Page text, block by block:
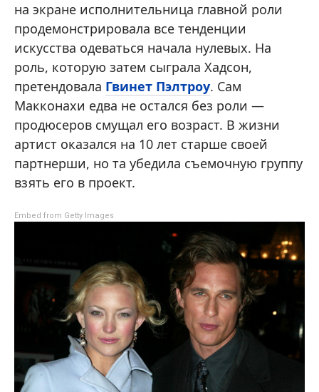
на экране исполнительница главной роли
продемонстрировала все тенденции
искусства одеваться начала нулевых. На
роль, которую затем сыграла Хадсон,
претендовала Гвинет Пэлтроу. Сам
Макконахи едва не остался без роли —
продюсеров смущал его возраст. В жизни
артист оказался на 10 лет старше своей
партнерши, но та убедила съемочную группу
взять его в проект.
Embed from Getty Images